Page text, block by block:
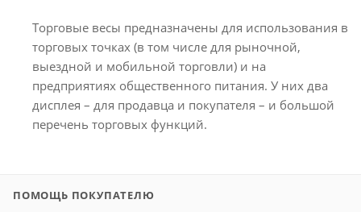
Торговые весы предназначены для использования в
торговых точках (в том числе для рыночной,
выездной и мобильной торговли) и на
предприятиях общественного питания. У них два
дисплея – для продавца и покупателя – и большой
перечень торговых функций.
ПОМОЩЬ ПОКУПАТЕЛЮ